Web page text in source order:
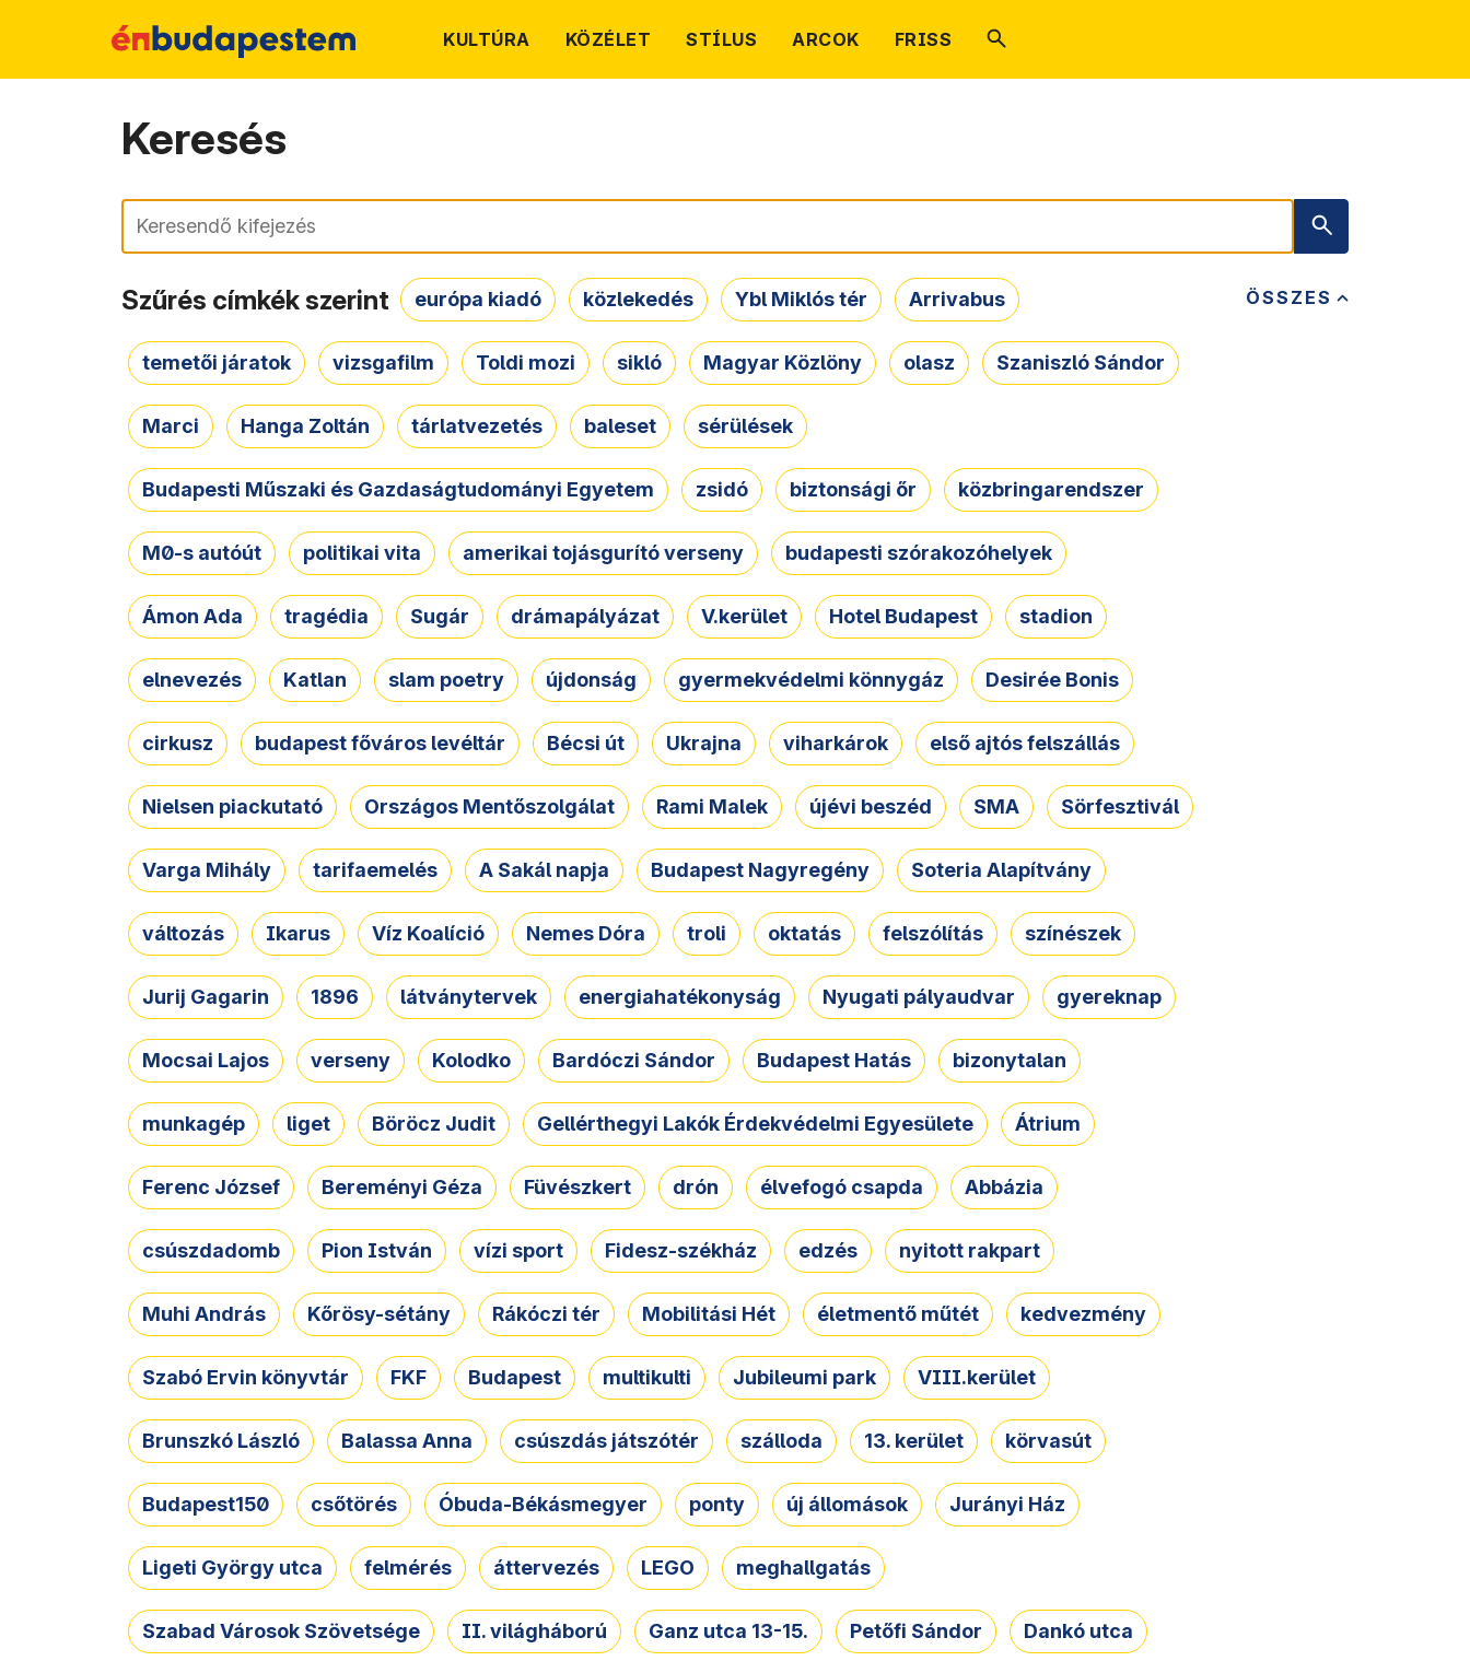
KULTÚRA KÖZÉLET STÍLUS ARCOK FRISS
Keresés
Keresés
ÖSSZES
Szűrés címkék szerint európa kiadó közlekedés Ybl Miklós tér Arrivabus
temetői járatok vizsgafilm Toldi mozi sikló Magyar Közlöny olasz Szaniszló Sándor
Marci Hanga Zoltán tárlatvezetés baleset sérülések
Budapesti Műszaki és Gazdaságtudományi Egyetem zsidó biztonsági őr közbringarendszer
M0-s autóút politikai vita amerikai tojásgurító verseny budapesti szórakozóhelyek
Ámon Ada tragédia Sugár drámapályázat V.kerület Hotel Budapest stadion
elnevezés Katlan slam poetry újdonság gyermekvédelmi könnygáz Desirée Bonis
cirkusz budapest főváros levéltár Bécsi út Ukrajna viharkárok első ajtós felszállás
Nielsen piackutató Országos Mentőszolgálat Rami Malek újévi beszéd SMA Sörfesztivál
Varga Mihály tarifaemelés A Sakál napja Budapest Nagyregény Soteria Alapítvány
változás Ikarus Víz Koalíció Nemes Dóra troli oktatás felszólítás színészek
Jurij Gagarin 1896 látványtervek energiahatékonyság Nyugati pályaudvar gyereknap
Mocsai Lajos verseny Kolodko Bardóczi Sándor Budapest Hatás bizonytalan
munkagép liget Böröcz Judit Gellérthegyi Lakók Érdekvédelmi Egyesülete Átrium
Ferenc József Bereményi Géza Füvészkert drón élvefogó csapda Abbázia
csúszdadomb Pion István vízi sport Fidesz-székház edzés nyitott rakpart
Muhi András Kőrösy-sétány Rákóczi tér Mobilitási Hét életmentő műtét kedvezmény
Szabó Ervin könyvtár FKF Budapest multikulti Jubileumi park VIII.kerület
Brunszkó László Balassa Anna csúszdás játszótér szálloda 13. kerület körvasút
Budapest150 csőtörés Óbuda-Békásmegyer ponty új állomások Jurányi Ház
Ligeti György utca felmérés áttervezés LEGO meghallgatás
Szabad Városok Szövetsége II. világháború Ganz utca 13-15. Petőfi Sándor Dankó utca